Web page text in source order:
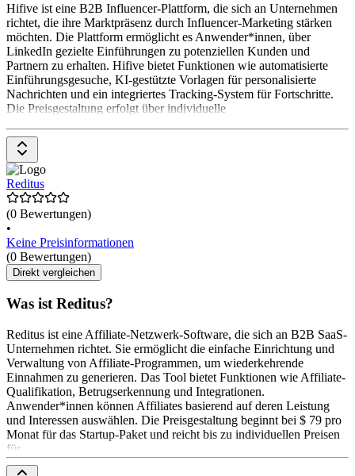
Hifive ist eine B2B Influencer-Plattform, die sich an Unternehmen
richtet, die ihre Marktpräsenz durch Influencer-Marketing stärken
möchten. Die Plattform ermöglicht es Anwender*innen, über
LinkedIn gezielte Einführungen zu potenziellen Kunden und
Partnern zu erhalten. Hifive bietet Funktionen wie automatisierte
Einführungsgesuche, KI-gestützte Vorlagen für personalisierte
Nachrichten und ein integriertes Tracking-System für Fortschritte.
Die Preisgestaltung erfolgt über individuelle
Reditus
(0 Bewertungen)
•
Keine Preisinformationen
(0 Bewertungen)
Direkt vergleichen
Was ist Reditus?
Reditus ist eine Affiliate-Netzwerk-Software, die sich an B2B SaaS-
Unternehmen richtet. Sie ermöglicht die einfache Einrichtung und
Verwaltung von Affiliate-Programmen, um wiederkehrende
Einnahmen zu generieren. Das Tool bietet Funktionen wie Affiliate-
Qualifikation, Betrugserkennung und Integrationen.
Anwender*innen können Affiliates basierend auf deren Leistung
und Interessen auswählen. Die Preisgestaltung beginnt bei $ 79 pro
Monat für das Startup-Paket und reicht bis zu individuellen Preisen
für